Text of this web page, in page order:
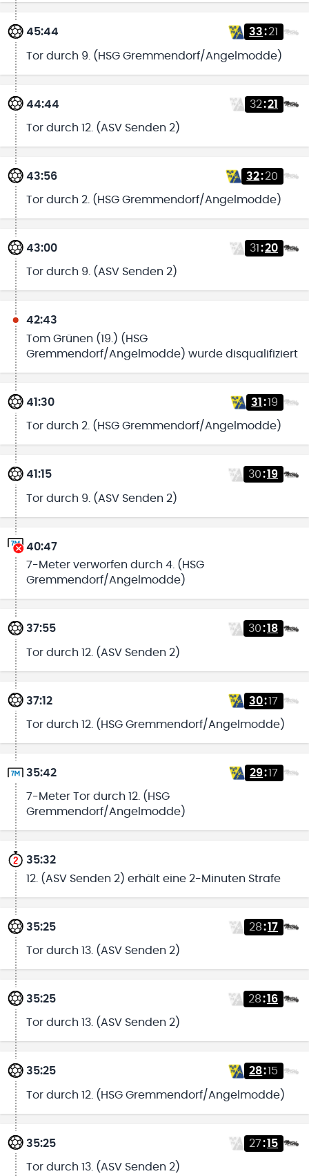
45:44 33:21
Tor durch 9. (HSG Gremmendorf/Angelmodde)
44:44 32:21
Tor durch 12. (ASV Senden 2)
43:56 32:20
Tor durch 2. (HSG Gremmendorf/Angelmodde)
43:00 31 :20
Tor durch 9. (ASV Senden 2)
42:43
Tom Grünen (19.) (HSG
Gremmendorf/Angelmodde) wurde disqualifiziert
41:30 31 :19
Tor durch 2. (HSG Gremmendorf/Angelmodde)
41:15 30:19
Tor durch 9. (ASV Senden 2)
40:47
7-Meter verworfen durch 4. (HSG
Gremmendorf/Angelmodde)
37:55 30:18
Tor durch 12. (ASV Senden 2)
37:12 30:17
Tor durch 12. (HSG Gremmendorf/Angelmodde)
35:42 29:17
7-Meter Tor durch 12. (HSG
Gremmendorf/Angelmodde)
35:32
12. (ASV Senden 2) erhält eine 2-Minuten Strafe
35:25 28:17
Tor durch 13. (ASV Senden 2)
35:25 28:16
Tor durch 13. (ASV Senden 2)
35:25 28:15
Tor durch 12. (HSG Gremmendorf/Angelmodde)
35:25 27:15
Tor durch 13. (ASV Senden 2)